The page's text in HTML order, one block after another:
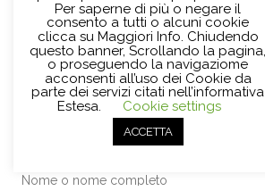
Nome o nome completo
Per saperne di più o negare il
consento a tutti o alcuni cookie
clicca su Maggiori Info. Chiudendo
questo banner, Scrollando la pagina,
o proseguendo la navigaziome
acconsenti all’uso dei Cookie da
parte dei servizi citati nell’informativa
Estesa.
Cookie settings
ACCETTA